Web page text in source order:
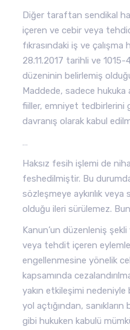
Diğer taraftan sendikal
içeren ve cebir veya
fıkrasındaki iş ve
28.11.2017 tarihli ve 1015-
düzeninin belirlemiş
Maddede, sadece hukuka
fiiller, emniyet tedbirlerini
davranış olarak kabul
…
Haksız fesih işlemi de
feshedilmiştir. Bu
sözleşmeye aykırılık
olduğu ileri sürülemez.
Kanun’un düzenleniş
veya tehdit içeren
engellenmesine yönelik
kapsamında
yakın etkileşimi nedeniyle
yol açtığından, sanıkların
gibi hukuken kabulü